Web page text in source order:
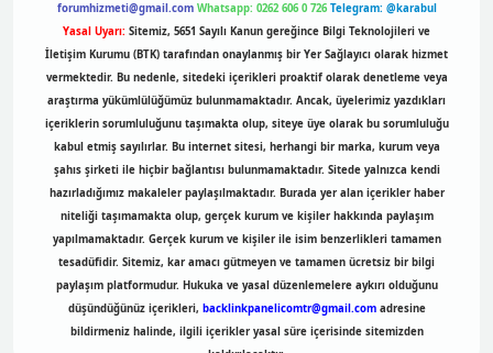
forumhizmeti@gmail.com Whatsapp: 0262 606 0 726 Telegram: @karabul
Yasal Uyarı: Sitemiz, 5651 Sayılı Kanun gereğince Bilgi Teknolojileri ve
İletişim Kurumu (BTK) tarafından onaylanmış bir Yer Sağlayıcı olarak hizmet
vermektedir. Bu nedenle, sitedeki içerikleri proaktif olarak denetleme veya
araştırma yükümlülüğümüz bulunmamaktadır. Ancak, üyelerimiz yazdıkları
içeriklerin sorumluluğunu taşımakta olup, siteye üye olarak bu sorumluluğu
kabul etmiş sayılırlar. Bu internet sitesi, herhangi bir marka, kurum veya
şahıs şirketi ile hiçbir bağlantısı bulunmamaktadır. Sitede yalnızca kendi
hazırladığımız makaleler paylaşılmaktadır. Burada yer alan içerikler haber
niteliği taşımamakta olup, gerçek kurum ve kişiler hakkında paylaşım
yapılmamaktadır. Gerçek kurum ve kişiler ile isim benzerlikleri tamamen
tesadüfidir. Sitemiz, kar amacı gütmeyen ve tamamen ücretsiz bir bilgi
paylaşım platformudur. Hukuka ve yasal düzenlemelere aykırı olduğunu
düşündüğünüz içerikleri, backlinkpanelicomtr@gmail.comadresine
bildirmeniz halinde, ilgili içerikler yasal süre içerisinde sitemizden